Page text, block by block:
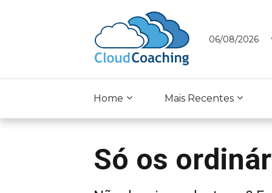
06/08/2026
Home Mais Recentes
Só os